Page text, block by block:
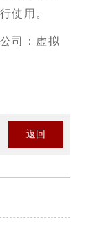
使用。
司：虚拟
返回